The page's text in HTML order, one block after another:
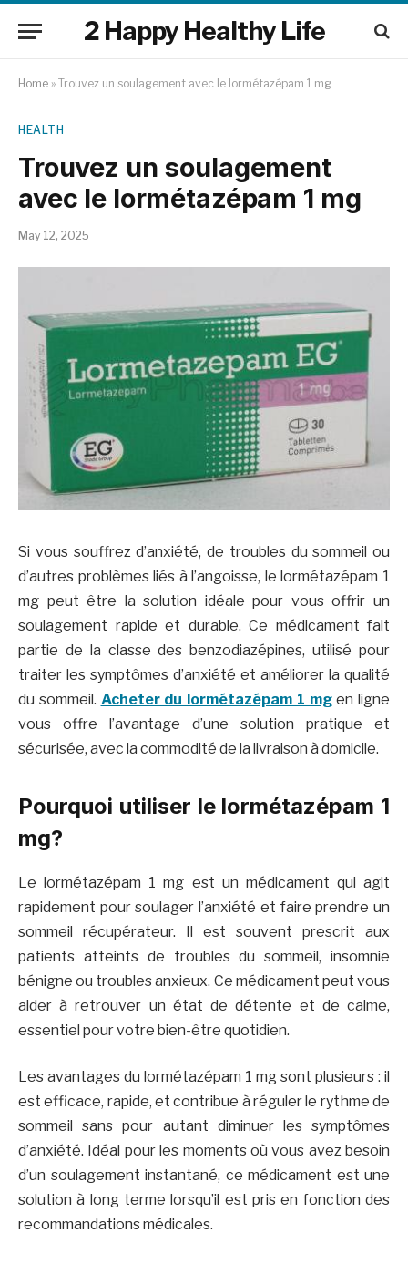
2 Happy Healthy Life
Home » Trouvez un soulagement avec le lormétazépam 1 mg
HEALTH
Trouvez un soulagement
avec le lormétazépam 1 mg
May 12, 2025
Si vous souffrez d’anxiété, de troubles du sommeil ou
d’autres problèmes liés à l’angoisse, le lormétazépam 1
mg peut être la solution idéale pour vous offrir un
soulagement rapide et durable. Ce médicament fait
partie de la classe des benzodiazépines, utilisé pour
traiter les symptômes d’anxiété et améliorer la qualité
du sommeil. Acheter du lormétazépam 1 mgen ligne
vous offre l’avantage d’une solution pratique et
sécurisée, avec la commodité de la livraison à domicile.
Pourquoi utiliser le lormétazépam 1
mg?
Le lormétazépam 1 mg est un médicament qui agit
rapidement pour soulager l’anxiété et faire prendre un
sommeil récupérateur. Il est souvent prescrit aux
patients atteints de troubles du sommeil, insomnie
bénigne ou troubles anxieux. Ce médicament peut vous
aider à retrouver un état de détente et de calme,
essentiel pour votre bien-être quotidien.
Les avantages du lormétazépam 1 mg sont plusieurs : il
est efficace, rapide, et contribue à réguler le rythme de
sommeil sans pour autant diminuer les symptômes
d’anxiété. Idéal pour les moments où vous avez besoin
d’un soulagement instantané, ce médicament est une
solution à long terme lorsqu’il est pris en fonction des
recommandations médicales.